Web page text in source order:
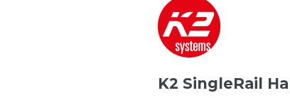
K2 SingleRail